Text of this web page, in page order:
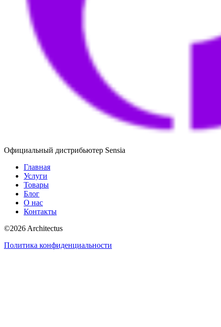
Официальный дистрибьютер Sensia
Главная
Услуги
Товары
Блог
О нас
Контакты
©2026 Architectus
Политика конфиденциальности